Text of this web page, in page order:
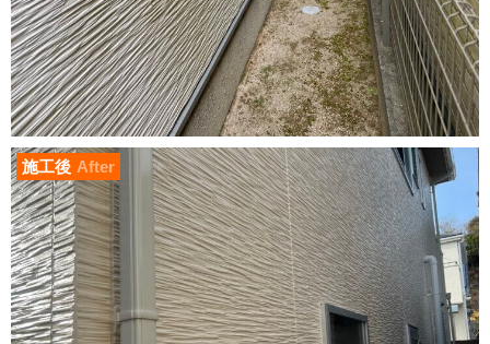
施工後 After